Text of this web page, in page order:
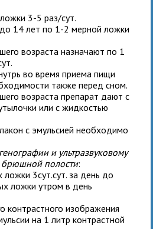
3-5 раз/сут.
14 лет по 1-2 мерной ложки
возраста назначают по 1
во время приема пищи
также перед сном.
возраста препарат дают с
или с жидкостью
с эмульсией необходимо
и ультразвуковому
брюшной полости:
3сут.сут. за день до
ложки утром в день
контрастного изображения
на 1 литр контрастной